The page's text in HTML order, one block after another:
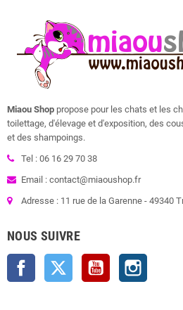
Miaou Shop propose pour les chats et les
toilettage, d'élevage et d'exposition, des
et des shampoings.
Tel : 06 16 29 70 38
Email : contact@miaoushop.fr
Adresse : 11 rue de la Garenne - 49340
NOUS SUIVRE
Facebook Twitter YouTube